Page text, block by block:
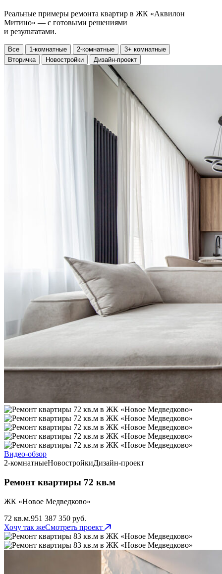
Реальные примеры ремонта квартир в ЖК «Аквилон
Митино» — с готовыми решениями
и результатами.
Все 1-комнатные 2-комнатные
3+ комнатные
Вторичка
Новостройки Дизайн-проект
Видео-обзор
2-комнатныеНовостройкиДизайн-проект
Ремонт квартиры 72 кв.м
ЖК «Новое Медведково»
72 кв.м.951 387 350 руб.
Хочу так жеСмотреть проект